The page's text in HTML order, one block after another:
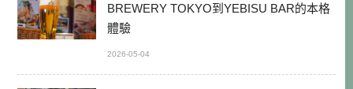
BREWERY TOKYO到YEBISU BAR的本格
體驗
2026-05-04